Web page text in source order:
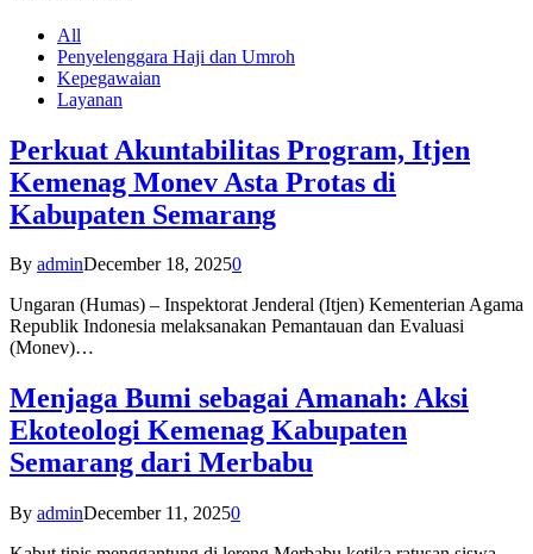
All
Penyelenggara Haji dan Umroh
Kepegawaian
Layanan
Perkuat Akuntabilitas Program, Itjen
Kemenag Monev Asta Protas di
Kabupaten Semarang
By adminDecember 18, 20250
Ungaran (Humas) – Inspektorat Jenderal (Itjen) Kementerian Agama
Republik Indonesia melaksanakan Pemantauan dan Evaluasi
(Monev)…
Menjaga Bumi sebagai Amanah: Aksi
Ekoteologi Kemenag Kabupaten
Semarang dari Merbabu
By adminDecember 11, 20250